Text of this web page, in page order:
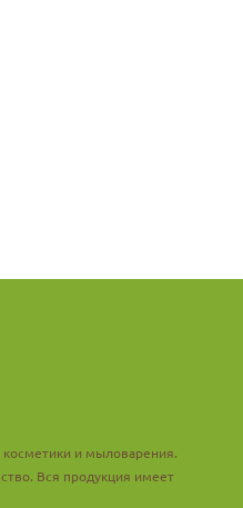
и мыловарения.
Вся продукция имеет